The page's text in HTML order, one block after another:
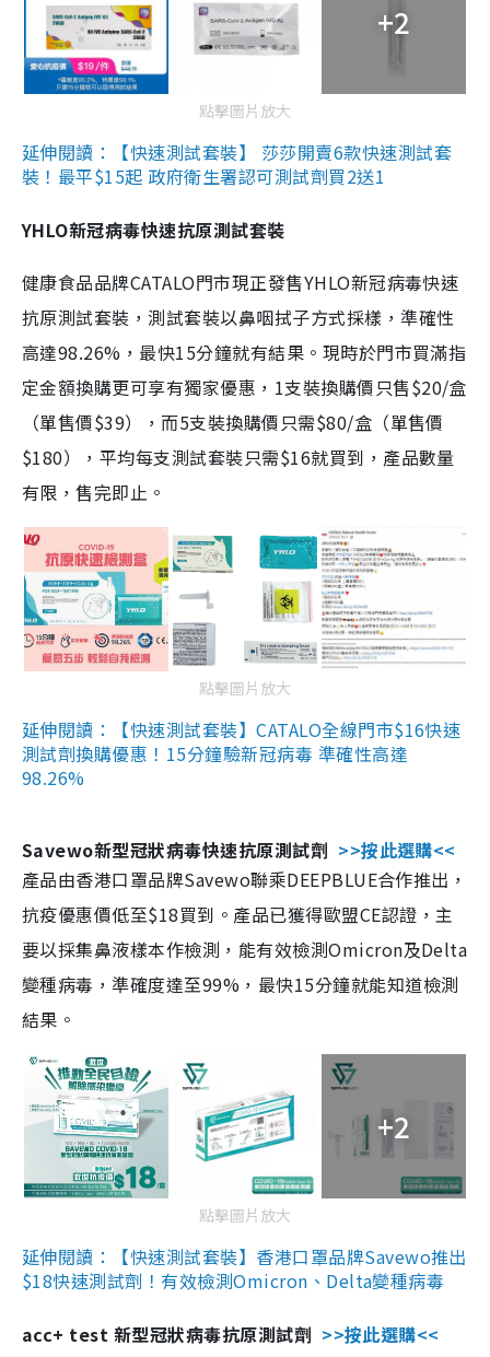
+2
點擊圖片放大
延伸閱讀：【快速測試套裝】 莎莎開賣6款快速測試套
裝！最平$15起 政府衛生署認可測試劑買2送1
YHLO新冠病毒快速抗原測試套裝
健康食品品牌CATALO門市現正發售YHLO新冠病毒快速
抗原測試套裝，測試套裝以鼻咽拭子方式採樣，準確性
高達98.26%，最快15分鐘就有結果。現時於門市買滿指
定金額換購更可享有獨家優惠，1支裝換購價只售$20/盒
（單售價$39），而5支裝換購價只需$80/盒（單售價
$180），平均每支測試套裝只需$16就買到，產品數量
有限，售完即止。
點擊圖片放大
延伸閱讀：【快速測試套裝】CATALO全線門市$16快速
測試劑換購優惠！15分鐘驗新冠病毒 準確性高達
98.26%
Savewo新型冠狀病毒快速抗原測試劑 >>按此選購<<
產品由香港口罩品牌Savewo聯乘DEEPBLUE合作推出，
抗疫優惠價低至$18買到。產品已獲得歐盟CE認證，主
要以採集鼻液樣本作檢測，能有效檢測Omicron及Delta
變種病毒，準確度達至99%，最快15分鐘就能知道檢測
結果。
+2
點擊圖片放大
延伸閱讀：【快速測試套裝】香港口罩品牌Savewo推出
$18快速測試劑！有效檢測Omicron、Delta變種病毒
acc+ test 新型冠狀病毒抗原測試劑 >>按此選購<<